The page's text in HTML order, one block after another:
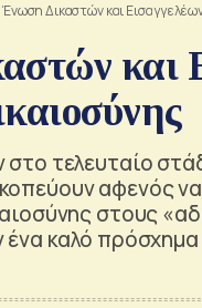
Ένωση Δικαστών και
και
τελευταίο
αφενός
στους
καλό